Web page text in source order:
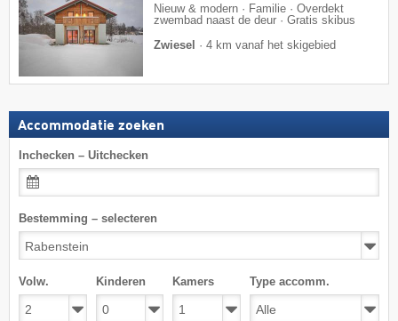
Nieuw & modern · Familie · Overdekt
zwembad naast de deur · Gratis skibus
Zwiesel
· 4 km vanaf het skigebied
Accommodatie zoeken
Inchecken – Uitchecken
Bestemming – selecteren
Volw. Kinderen Kamers Type accomm.